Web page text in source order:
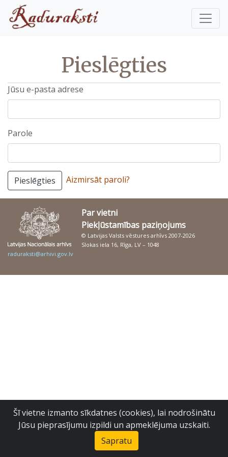
Pieslēgties
Jūsu e-pasta adrese
Parole
Pieslēgties Aizmirsāt paroli?
Par vietni
Piekļūstamības paziņojums
© Latvijas Valsts vēstures arhīvs 2007-2026
Slokas iela 16, Rīga, LV – 1048
raduraksti@arhivi.gov.lv
Šī vietne izmanto sīkdatnes (cookies), lai nodrošinātu
Jūsu pieprasījumu izpildi un apmeklējuma uzskaiti.
Sapratu